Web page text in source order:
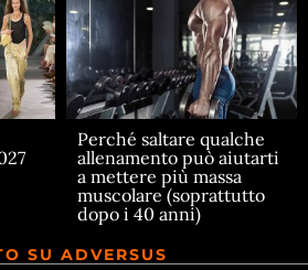
Perché saltare qualche
allenamento può aiutarti
a mettere più massa
muscolare (soprattutto
dopo i 40 anni)
SU ADVERSUS